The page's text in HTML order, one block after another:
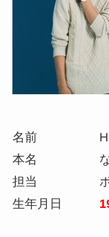
名前
本名 なか
担当 ボー
生年月日